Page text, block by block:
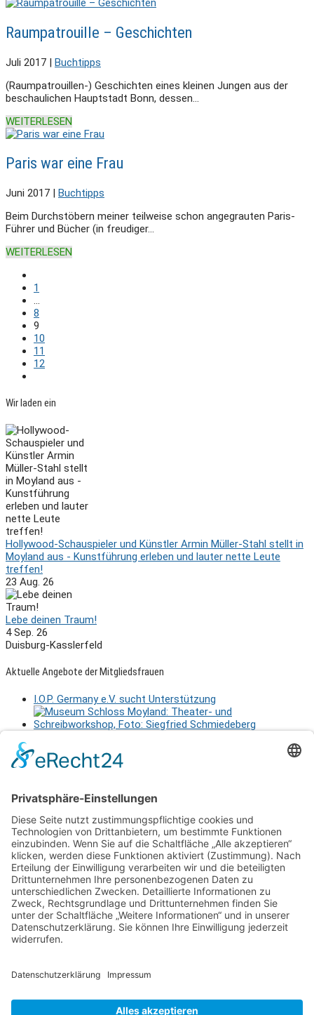
Raumpatrouille – Geschichten
Juli 2017 | Buchtipps
(Raumpatrouillen-) Geschichten eines kleinen Jungen aus der
beschaulichen Hauptstadt Bonn, dessen...
WEITERLESEN
Paris war eine Frau
Juni 2017 | Buchtipps
Beim Durchstöbern meiner teilweise schon angegrauten Paris-
Führer und Bücher (in freudiger...
WEITERLESEN
1
…
8
9
10
11
12
Wir laden ein
Hollywood-Schauspieler und Künstler Armin Müller-Stahl stellt in
Moyland aus - Kunstführung erleben und lauter nette Leute
treffen!
23 Aug. 26
Lebe deinen Traum!
4 Sep. 26
Duisburg-Kasslerfeld
Aktuelle Angebote der Mitgliedsfrauen
I.O.P. Germany e.V. sucht Unterstützung
Schreibworkshop Sa., 29.8.2026 11-17 Uhr
Login für Mitglieder
Noch kein Mitglied im unternehmerinnen forum niederrhein?
gibt es weitere Informationen.
Für Mitgliedsfrauen: zum Erstellen eigener Angebote und zum
Bearbeiten des Unternehmensprofils bitte einloggen!
Social Media
Folge dem unternehmerinnen forum niederrhein auch auf
Facebook, Instagram oder LinkedIn.